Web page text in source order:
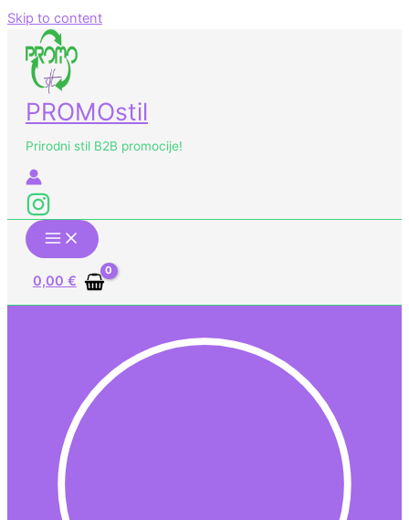
Skip to content
PROMOstil
Prirodni stil B2B promocije!
0,00 €